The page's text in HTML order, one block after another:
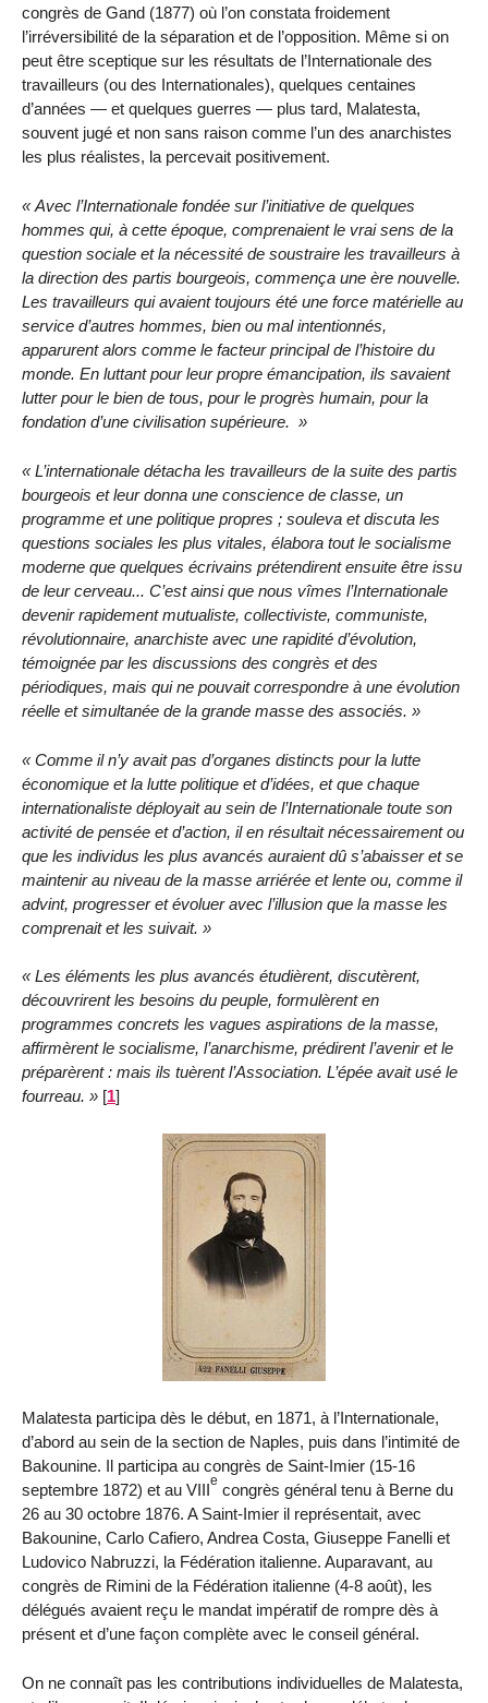
congrès de Gand (1877) où l’on constata froidement
l’irréversibilité de la séparation et de l’opposition. Même si on
peut être sceptique sur les résultats de l’Internationale des
travailleurs (ou des Internationales), quelques centaines
d’années — et quelques guerres — plus tard, Malatesta,
souvent jugé et non sans raison comme l’un des anarchistes
les plus réalistes, la percevait positivement.
Avec l’Internationale fondée sur l’initiative de quelques
hommes qui, à cette époque, comprenaient le vrai sens de la
question sociale et la nécessité de soustraire les travailleurs à
la direction des partis bourgeois, commença une ère nouvelle.
Les travailleurs qui avaient toujours été une force matérielle au
service d’autres hommes, bien ou mal intentionnés,
apparurent alors comme le facteur principal de l’histoire du
monde. En luttant pour leur propre émancipation, ils savaient
lutter pour le bien de tous, pour le progrès humain, pour la
fondation d’une civilisation supérieure.
L’internationale détacha les travailleurs de la suite des partis
bourgeois et leur donna une conscience de classe, un
programme et une politique propres ; souleva et discuta les
questions sociales les plus vitales, élabora tout le socialisme
moderne que quelques écrivains prétendirent ensuite être issu
de leur cerveau... C’est ainsi que nous vîmes l’Internationale
devenir rapidement mutualiste, collectiviste, communiste,
révolutionnaire, anarchiste avec une rapidité d’évolution,
témoignée par les discussions des congrès et des
périodiques, mais qui ne pouvait correspondre à une évolution
réelle et simultanée de la grande masse des associés.
Comme il n’y avait pas d’organes distincts pour la lutte
économique et la lutte politique et d’idées, et que chaque
internationaliste déployait au sein de l’Internationale toute son
activité de pensée et d’action, il en résultait nécessairement ou
que les individus les plus avancés auraient dû s’abaisser et se
maintenir au niveau de la masse arriérée et lente ou, comme il
advint, progresser et évoluer avec l’illusion que la masse les
comprenait et les suivait.
Les éléments les plus avancés étudièrent, discutèrent,
découvrirent les besoins du peuple, formulèrent en
programmes concrets les vagues aspirations de la masse,
affirmèrent le socialisme, l’anarchisme, prédirent l’avenir et le
préparèrent : mais ils tuèrent l’Association. L’épée avait usé le
fourreau.
[1]
Malatesta participa dès le début, en 1871, à l’Internationale,
d’abord au sein de la section de Naples, puis dans l’intimité de
Bakounine. Il participa au congrès de Saint-Imier (15-16
septembre 1872) et au VIIIe congrès général tenu à Berne du
26 au 30 octobre 1876. A Saint-Imier il représentait, avec
Bakounine, Carlo Cafiero, Andrea Costa, Giuseppe Fanelli et
Ludovico Nabruzzi, la Fédération italienne. Auparavant, au
congrès de Rimini de la Fédération italienne (4-8 août), les
délégués avaient reçu le mandat impératif de rompre dès à
présent et d’une façon complète avec le conseil général.
On ne connaît pas les contributions individuelles de Malatesta,